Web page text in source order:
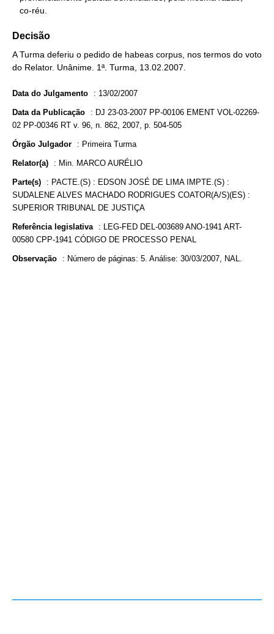
   co-réu.
Decisão
A Turma deferiu o pedido de habeas corpus, nos termos do voto
do Relator. Unânime. 1ª. Turma, 13.02.2007.
Data do Julgamento : 13/02/2007
Data da Publicação : DJ 23-03-2007 PP-00106 EMENT VOL-02269-
02 PP-00346 RT v. 96, n. 862, 2007, p. 504-505
Órgão Julgador : Primeira Turma
Relator(a) : Min. MARCO AURÉLIO
Parte(s) : PACTE.(S) : EDSON JOSÉ DE LIMA IMPTE.(S) :
SUDALENE ALVES MACHADO RODRIGUES COATOR(A/S)(ES) :
SUPERIOR TRIBUNAL DE JUSTIÇA
Referência legislativa : LEG-FED DEL-003689 ANO-1941 ART-
00580 CPP-1941 CÓDIGO DE PROCESSO PENAL
Observação : Número de páginas: 5. Análise: 30/03/2007, NAL.